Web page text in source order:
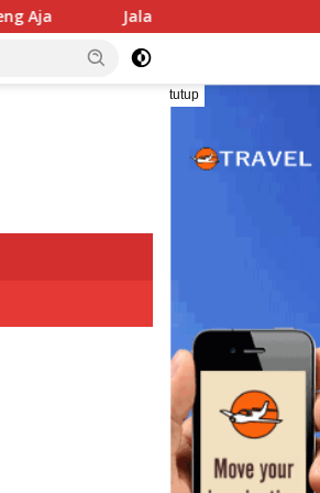
Jalan ke Dieng Masih Sempit, AHY
tutup